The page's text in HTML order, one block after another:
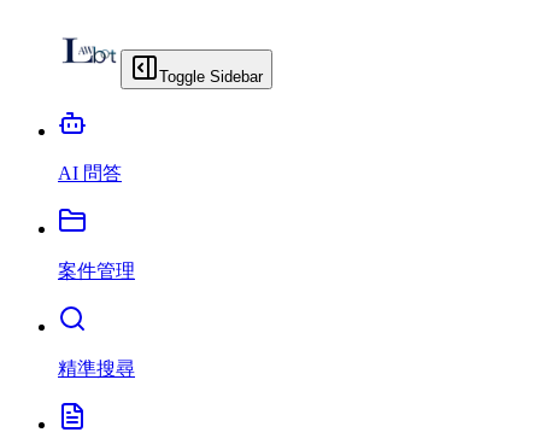
Toggle Sidebar
AI 問答
案件管理
精準搜尋